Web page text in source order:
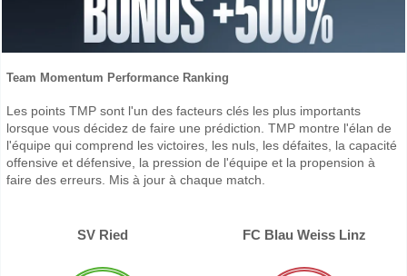
Team Momentum Performance Ranking
Les points TMP sont l'un des facteurs clés les plus importants
lorsque vous décidez de faire une prédiction. TMP montre l'élan de
l'équipe qui comprend les victoires, les nuls, les défaites, la capacité
offensive et défensive, la pression de l'équipe et la propension à
faire des erreurs. Mis à jour à chaque match.
SV Ried FC Blau Weiss Linz